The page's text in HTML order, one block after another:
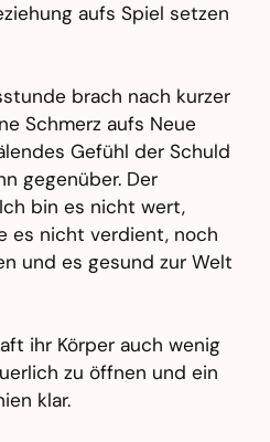
aufs Spiel setzen
brach nach kurzer
Schmerz aufs Neue
Gefühl der Schuld
gegenüber. Der
bin es nicht wert,
es nicht verdient, noch
und es gesund zur Welt
ihr Körper auch wenig
zu öffnen und ein
klar.